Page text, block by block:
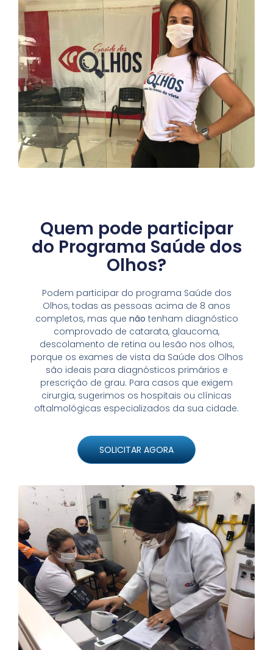
Quem pode participar
do Programa Saúde dos
Olhos?
Podem participar do programa Saúde dos
Olhos, todas as pessoas acima de 8 anos
completos, mas que não tenham diagnóstico
comprovado de catarata, glaucoma,
descolamento de retina ou lesão nos olhos,
porque os exames de vista da Saúde dos Olhos
são ideais para diagnósticos primários e
prescrição de grau. Para casos que exigem
cirurgia, sugerimos os hospitais ou clínicas
oftalmológicas especializados da sua cidade.
SOLICITAR AGORA